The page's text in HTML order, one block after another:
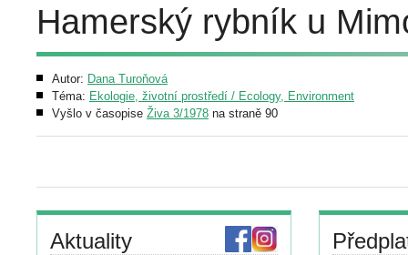
Hamerský rybník u
Autor: Dana Turoňová
Téma: Ekologie, životní prostředí / Ecology, Environment
Vyšlo v časopise Živa 3/1978 na straně 90
Aktuality